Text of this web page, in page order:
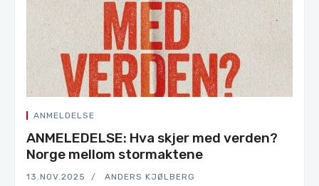
ANMELDELSE
ANMELEDELSE: Hva skjer med verden?
Norge mellom stormaktene
13.NOV.2025 ANDERS KJØLBERG